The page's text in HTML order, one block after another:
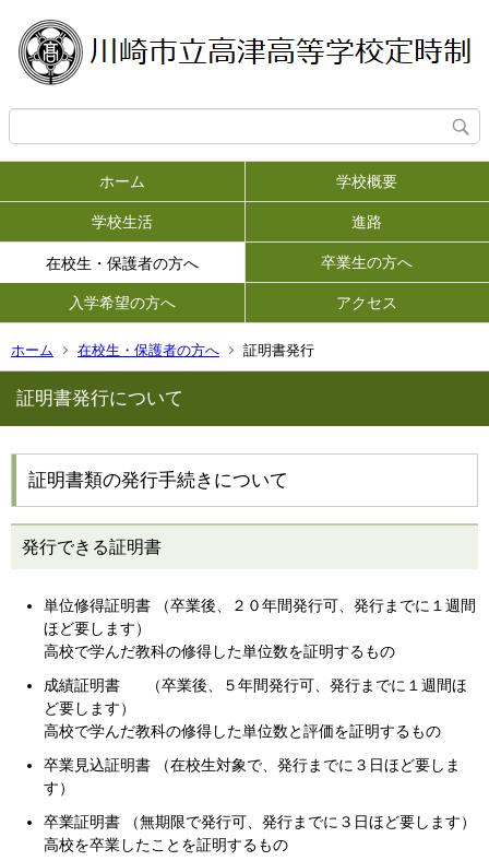
ホーム 学校概要
学校生活 進路
在校生・保護者の方へ 卒業生の方へ
入学希望の方へ アクセス
ホーム 在校生・保護者の方へ 証明書発行
証明書発行について
証明書類の発行手続きについて
発行できる証明書
単位修得証明書 （卒業後、２０年間発行可、発行までに１週間
ほど要します）
高校で学んだ教科の修得した単位数を証明するもの
成績証明書 （卒業後、５年間発行可、発行までに１週間ほ
ど要します）
高校で学んだ教科の修得した単位数と評価を証明するもの
卒業見込証明書 （在校生対象で、発行までに３日ほど要しま
す）
卒業証明書 （無期限で発行可、発行までに３日ほど要します）
高校を卒業したことを証明するもの